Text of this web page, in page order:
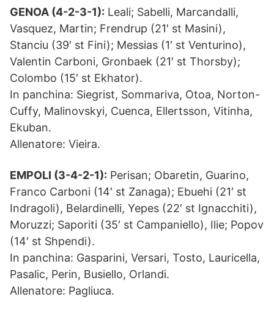
GENOA (4-2-3-1): Leali; Sabelli, Marcandalli,
Vasquez, Martin; Frendrup (21′ st Masini),
Stanciu (39′ st Fini); Messias (1′ st Venturino),
Valentin Carboni, Gronbaek (21′ st Thorsby);
Colombo (15′ st Ekhator).
In panchina: Siegrist, Sommariva, Otoa, Norton-
Cuffy, Malinovskyi, Cuenca, Ellertsson, Vitinha,
Ekuban.
Allenatore: Vieira.
EMPOLI (3-4-2-1): Perisan; Obaretin, Guarino,
Franco Carboni (14′ st Zanaga); Ebuehi (21′ st
Indragoli), Belardinelli, Yepes (22′ st Ignacchiti),
Moruzzi; Saporiti (35′ st Campaniello), Ilie; Popov
(14′ st Shpendi).
In panchina: Gasparini, Versari, Tosto, Lauricella,
Pasalic, Perin, Busiello, Orlandi.
Allenatore: Pagliuca.